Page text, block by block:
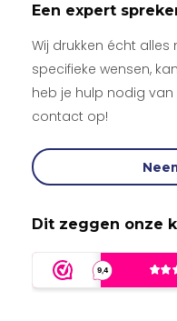
Een expert
Wij drukken écht alles
specifieke wensen,
heb je hulp nodig van
contact op!
Dit zeggen onze